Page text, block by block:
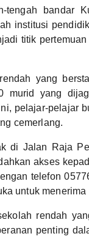
tengah bandar
institusi
titik
yang
murid yang
pelajar-pelajar
cemerlang.
di Jalan Raja
akses
telefon
untuk
rendah
penting